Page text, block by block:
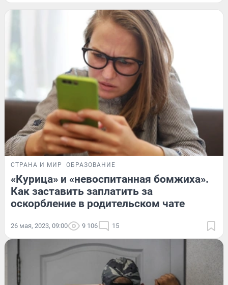
СТРАНА И МИР ОБРАЗОВАНИЕ
«Курица» и «невоспитанная бомжиха».
Как заставить заплатить за
оскорбление в родительском чате
26 мая, 2023, 09:00 9 106 15